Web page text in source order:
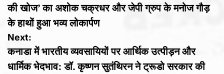
की खोज’ का अशोक चक्रधर और जेपी ग्रुप के मनोज गौड़
के हाथों हुआ भव्य लोकार्पण
Next:
कनाडा में भारतीय व्यवसायियों पर आर्थिक उत्पीड़न और
धार्मिक भेदभाव: डॉ. कृष्णन सुतंथिरन ने ट्रूडो सरकार की